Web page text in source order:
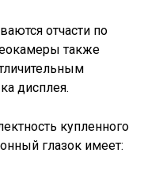
отчасти по
также
дисплея.
купленного
глазок имеет: